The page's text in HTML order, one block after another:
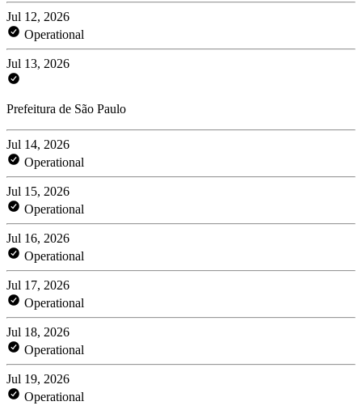
Jul 12, 2026
Operational
Jul 13, 2026
Prefeitura de São Paulo
Jul 14, 2026
Operational
Jul 15, 2026
Operational
Jul 16, 2026
Operational
Jul 17, 2026
Operational
Jul 18, 2026
Operational
Jul 19, 2026
Operational